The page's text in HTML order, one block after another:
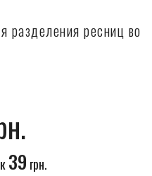
разделения ресниц во
39 грн.